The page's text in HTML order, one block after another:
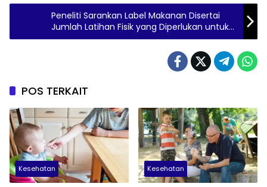
Peneliti Sarankan Label Makanan Disertai
Jumlah Latihan Fisik yang Diperlukan untuk
Membakar Kalori
POS TERKAIT
Kesehatan Kesehatan